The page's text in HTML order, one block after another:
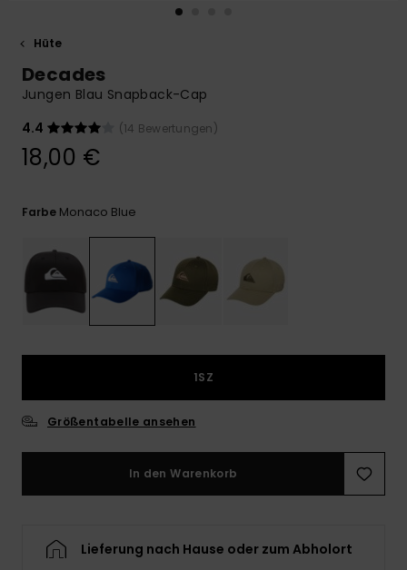
erhalten.
Finden Sie
Antworten auf
die häufigsten
Fragen sowie
Hüte
Decades
Jungen Blau Snapback-Cap
4.4
(14 Bewertungen)
18,00 €
Farbe Monaco Blue
1SZ
Größentabelle ansehen
In den Warenkorb
Lieferung nach Hause oder zum Abholort